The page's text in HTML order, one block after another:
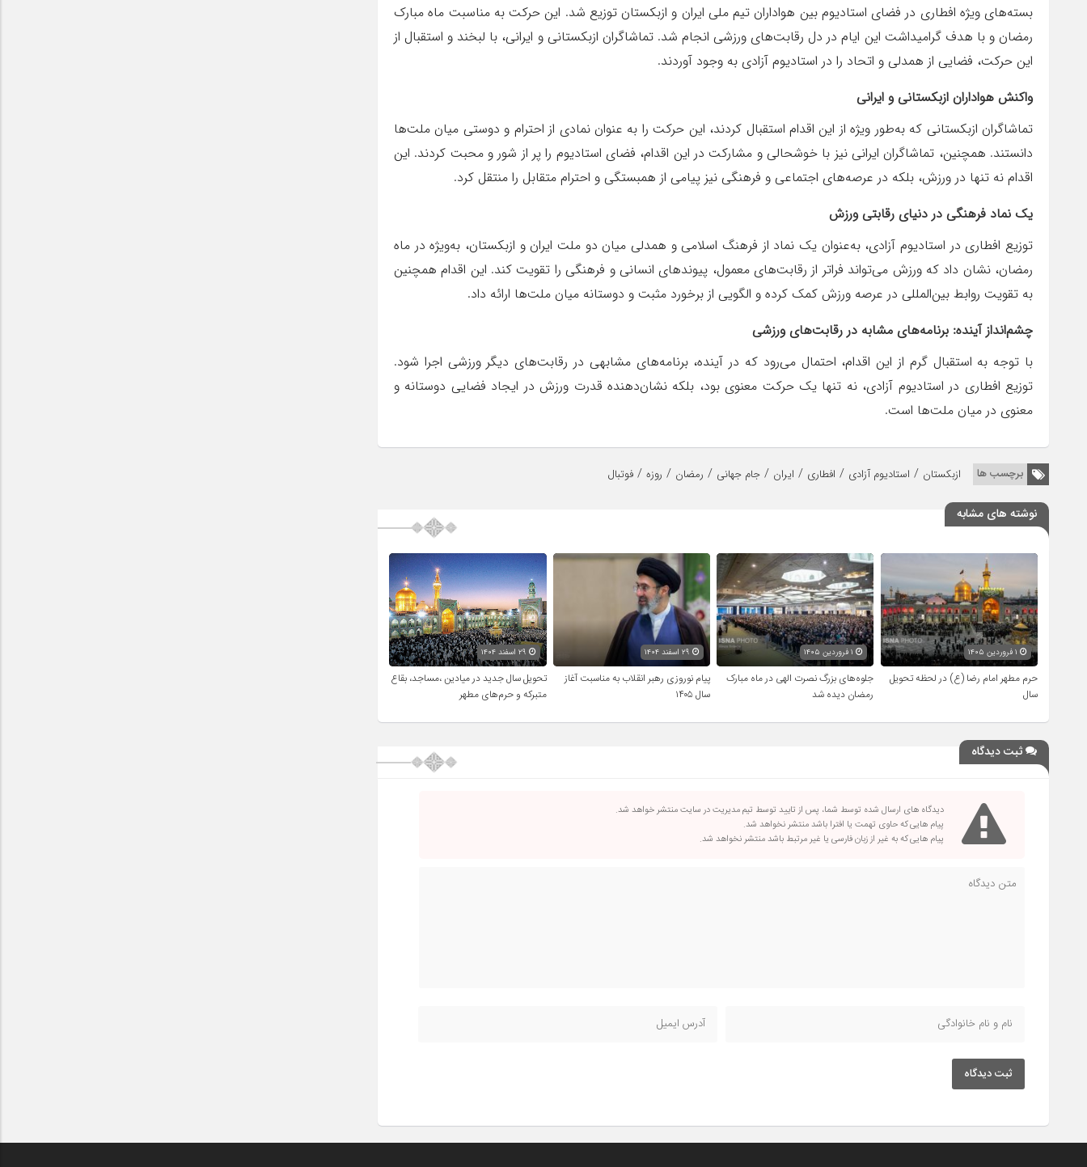
بسته‌های ویژه افطاری در فضای استادیوم بین هواداران تیم ملی ایران و ازبکستان توزیع شد. این حرکت به مناسبت ماه مبارک
رمضان و با هدف گرامیداشت این ایام در دل رقابت‌های ورزشی انجام شد. تماشاگران ازبکستانی و ایرانی، با لبخند و استقبال از
این حرکت، فضایی از همدلی و اتحاد را در استادیوم آزادی به وجود آوردند.
واکنش هواداران ازبکستانی و ایرانی
تماشاگران ازبکستانی که به‌طور ویژه از این اقدام استقبال کردند، این حرکت را به عنوان نمادی از احترام و دوستی میان ملت‌ها
دانستند. همچنین، تماشاگران ایرانی نیز با خوشحالی و مشارکت در این اقدام، فضای استادیوم را پر از شور و محبت کردند. این
اقدام نه تنها در ورزش، بلکه در عرصه‌های اجتماعی و فرهنگی نیز پیامی از همبستگی و احترام متقابل را منتقل کرد.
یک نماد فرهنگی در دنیای رقابتی ورزش
توزیع افطاری در استادیوم آزادی، به‌عنوان یک نماد از فرهنگ اسلامی و همدلی میان دو ملت ایران و ازبکستان، به‌ویژه در ماه
رمضان، نشان داد که ورزش می‌تواند فراتر از رقابت‌های معمول، پیوندهای انسانی و فرهنگی را تقویت کند. این اقدام همچنین
به تقویت روابط بین‌المللی در عرصه ورزش کمک کرده و الگویی از برخورد مثبت و دوستانه میان ملت‌ها ارائه داد.
چشم‌انداز آینده: برنامه‌های مشابه در رقابت‌های ورزشی
با توجه به استقبال گرم از این اقدام، احتمال می‌رود که در آینده، برنامه‌های مشابهی در رقابت‌های دیگر ورزشی اجرا شود.
توزیع افطاری در استادیوم آزادی، نه تنها یک حرکت معنوی بود، بلکه نشان‌دهنده قدرت ورزش در ایجاد فضایی دوستانه و
معنوی در میان ملت‌ها است.
برچسب ها ازبکستان / استادیوم آزادی / افطاری / ایران / جام جهانی / رمضان / روزه / فوتبال
نوشته های مشابه
حرم مطهر امام رضا (ع) در لحظه تحویل
سال
۱ فروردین ۱۴۰۵
جلوه‌های بزرگ نصرت الهی در ماه مبارک
رمضان دیده شد
پیام نوروزی رهبر انقلاب به مناسبت آغاز
سال ۱۴۰۵
تحویل سال‌ جدید در میادین ،مساجد، بقاع
متبرکه‌ و حرم‌های‌ مطهر
ثبت دیدگاه
دیدگاه های ارسال شده توسط شما، پس از تایید توسط تیم مدیریت در سایت منتشر خواهد شد.
پیام هایی که حاوی تهمت یا افترا باشد منتشر نخواهد شد.
پیام هایی که به غیر از زبان فارسی یا غیر مرتبط باشد منتشر نخواهد شد.
ثبت دیدگاه